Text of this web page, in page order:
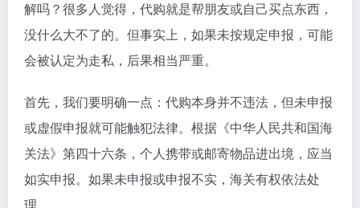
解吗？很多人觉得，代购就是帮朋友或自己买点东西，
没什么大不了的。但事实上，如果未按规定申报，可能
会被认定为走私，后果相当严重。
首先，我们要明确一点：代购本身并不违法，但未申报
或虚假申报就可能触犯法律。根据《中华人民共和国海
关法》第四十六条，个人携带或邮寄物品进出境，应当
如实申报。如果未申报或申报不实，海关有权依法处